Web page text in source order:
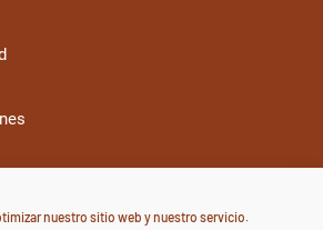
nuestro sitio web y nuestro servicio.